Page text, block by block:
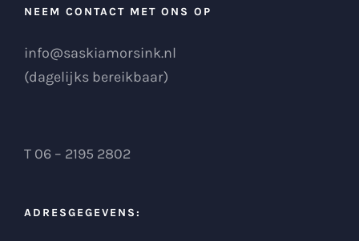
NEEM CONTACT MET ONS OP
info@saskiamorsink.nl
(dagelijks bereikbaar)
T 06 – 2195 2802
ADRESGEGEVENS: